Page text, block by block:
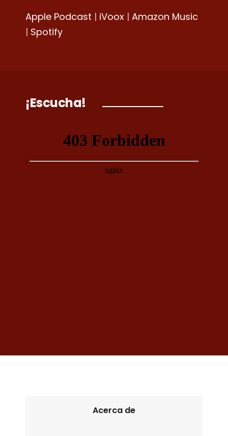
Apple Podcast | iVoox | Amazon Music
| Spotify
¡Escucha!
Acerca de